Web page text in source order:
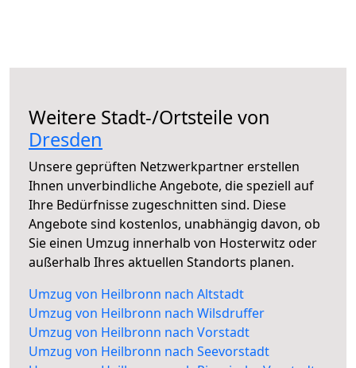
Weitere Stadt-/Ortsteile von
Dresden
Unsere geprüften Netzwerkpartner erstellen
Ihnen unverbindliche Angebote, die speziell auf
Ihre Bedürfnisse zugeschnitten sind. Diese
Angebote sind kostenlos, unabhängig davon, ob
Sie einen Umzug innerhalb von Hosterwitz oder
außerhalb Ihres aktuellen Standorts planen.
Umzug von Heilbronn nach Altstadt
Umzug von Heilbronn nach Wilsdruffer
Umzug von Heilbronn nach Vorstadt
Umzug von Heilbronn nach Seevorstadt